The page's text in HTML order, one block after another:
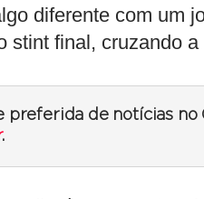
diferente com um
stint final, cruzando
preferida de notícias no
.